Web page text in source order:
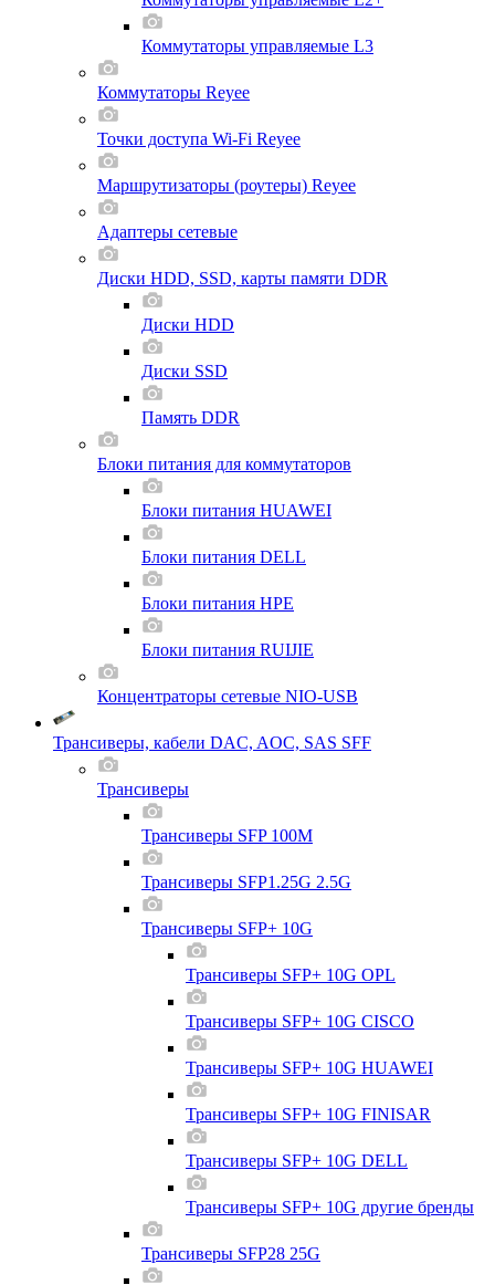
Коммутаторы управляемые L3
Коммутаторы Reyee
Точки доступа Wi-Fi Reyee
Маршрутизаторы (роутеры) Reyee
Адаптеры сетевые
Диски HDD, SSD, карты памяти DDR
Диски HDD
Диски SSD
Память DDR
Блоки питания для коммутаторов
Блоки питания HUAWEI
Блоки питания DELL
Блоки питания HPE
Блоки питания RUIJIE
Концентраторы сетевые NIO-USB
Трансиверы, кабели DAC, AOC, SAS SFF
Трансиверы
Трансиверы SFP 100M
Трансиверы SFP1.25G 2.5G
Трансиверы SFP+ 10G
Трансиверы SFP+ 10G OPL
Трансиверы SFP+ 10G CISCO
Трансиверы SFP+ 10G HUAWEI
Трансиверы SFP+ 10G FINISAR
Трансиверы SFP+ 10G DELL
Трансиверы SFP+ 10G другие бренды
Трансиверы SFP28 25G